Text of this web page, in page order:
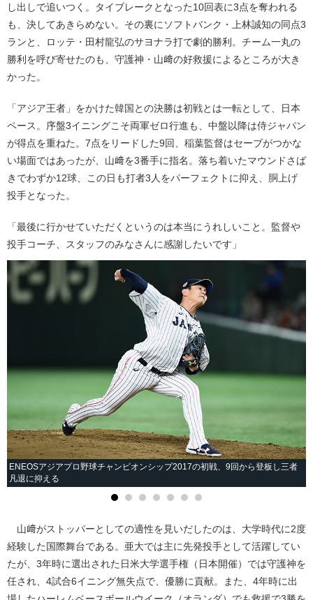
し出しで追いつく。タイブレークとなった10回表に3点を奪われる
も、決してあきらめない。その裏にソフトバンク・上林誠知の同点3
ランと、ロッテ・田村龍弘のサヨナラ打で劇的勝利。チーム一丸の
勝利を呼び寄せたのも、守護神・山﨑の好救援によるところが大き
かった。
「アジア王者」をかけた韓国との決勝は初戦とは一転として、日本
ペース。序盤3イニングこそ両軍ゼロ行進も、中盤以降は侍ジャパン
が得点を重ねた。7点をリードした9回、稲葉監督はセーブがつかな
い場面ではあったが、山﨑を3番手に指名。落ち着いたマウンドさば
きでわずか12球、この日も打者3人をパーフェクトに抑え、胴上げ
投手となった。
「最後に行かせていただくというのは本当にうれしいこと。監督や
投手コーチ、スタッフのみなさんに感謝したいです」
ENEOSアジアプロ野球チャンピオンシップ2017の初戦、9回から登板し三者
凡退に抑える
山﨑がストッパーとしての適性を見いだしたのは、大学時代に2度
経験した国際舞台である。亜大では主に先発投手として活躍してい
たが、3年時に選出された日米大学選手権（日本開催）では守護神を
任され、4試合6イニング無失点で、優勝に貢献。また、4年時に出